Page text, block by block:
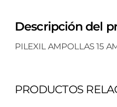
Descripción del
PILEXIL AMPOLLAS 15
PRODUCTOS